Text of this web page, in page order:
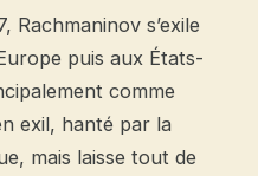
Rachmaninov s’exile
puis aux États-
comme
exil, hanté par la
mais laisse tout de